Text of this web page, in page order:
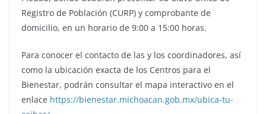
Registro de Población (CURP) y comprobante de
domicilio, en un horario de 9:00 a 15:00 horas.
Para conocer el contacto de las y los coordinadores, así
como la ubicación exacta de los Centros para el
Bienestar, podrán consultar el mapa interactivo en el
enlace https://bienestar.michoacan.gob.mx/ubica-tu-